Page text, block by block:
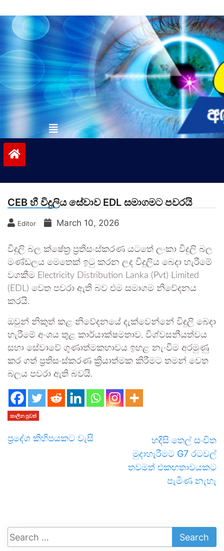
to
contentvinivida.lk
CEB හී විදුලිය සේවාව EDL සමාගමට පවරයි
Editor March 10, 2026
විදුලි බල ක්ෂේත්‍ර ප්‍රතිසංස්කරණ යටතේ ලංකා විදුලි බල
මණ්ඩලය මෙතෙක් ඉටු කරන ලද විදුලිය බෙදා හැරීමේ
වගකීම Electricity Distribution Lanka (Pvt) Limited
(EDL) වෙත පවරා ඇති බව එම සමාගම නිවේදනය
කරයි.
ඔවුන් නිකුත් කළ නිවේදනයේ දැක්වෙන්නේ විදුලි බෙදා
හැරීමේ අංශය තුළ කාර්යාක්ෂමතාව, විශ්වසනීයත්වය
සහා සේවාවේ ගුණාත්මකභාවය ඉහළ නැංවීම අරමුණු
කර ගත් ප්‍රතිසංස්කරණ ක්‍රියාත්මක කිරීමට තමන් වෙත
බලය පවරා ඇති බවයි.
කාලීන පුවත්
ප්‍රදේශ කිහිපයකට වැසි
හදිසි තෙල් සංචිත
මුදාහැරීමට G7 රටවල්
තවමත් එකඟතාවයකට
පැමිණ නැහැ